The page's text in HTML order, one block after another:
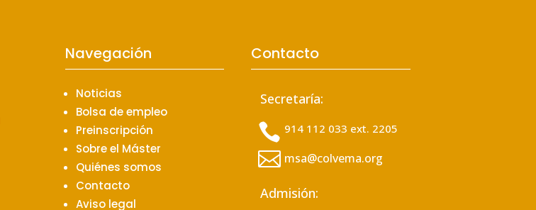
Navegación
Noticias
Bolsa de empleo
Preinscripción
Sobre el Máster
Quiénes somos
Contacto
Aviso legal
Contacto
Secretaría:
 914 112 033 ext. 2205
 msa@colvema.org
Admisión: